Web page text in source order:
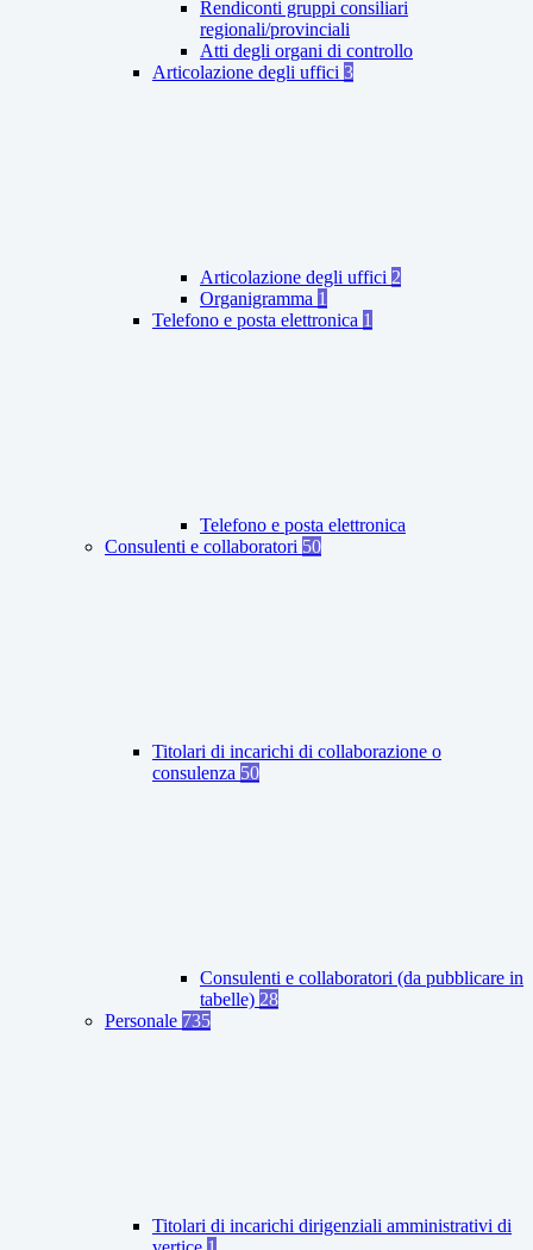
Rendiconti gruppi consiliari
regionali/provinciali
Atti degli organi di controllo
Articolazione degli uffici 3
Articolazione degli uffici 2
Organigramma 1
Telefono e posta elettronica 1
Telefono e posta elettronica
Consulenti e collaboratori 50
Titolari di incarichi di collaborazione o
consulenza 50
Consulenti e collaboratori (da pubblicare in
tabelle) 28
Personale 735
Titolari di incarichi dirigenziali amministrativi di